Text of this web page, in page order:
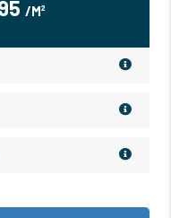
HUIDIGE
/M²